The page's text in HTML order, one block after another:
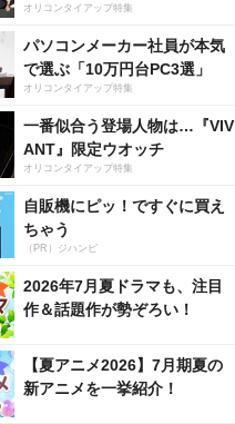
オリコンタイアップ特集
パソコンメーカー社員が本気
で選ぶ「10万円台PC3選」
オリコンタイアップ特集
一番似合う登場人物は…『VIV
ANT』限定ウオッチ
オリコンタイアップ特集
自販機にピッ！ですぐに買え
ちゃう
（PR）ジハンピ
2026年7月夏ドラマも、注目
作＆話題作が勢ぞろい！
【夏アニメ2026】7月期夏の
新アニメを一挙紹介！